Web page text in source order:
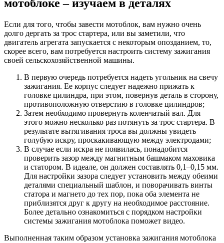
мотоблоке – изучаем в деталях
Если для того, чтобы завести мотоблок, вам нужно очень
долго дергать за трос стартера, или вы заметили, что
двигатель агрегата запускается с некоторым опозданием, то,
скорее всего, вам потребуется настроить систему зажигания
своей сельскохозяйственной машины.
В первую очередь потребуется надеть угольник на свечу
зажигания. Ее корпус следует надежно прижать к
головке цилиндра, при этом, повернув деталь в сторону,
противоположную отверстию в головке цилиндров;
Затем необходимо провернуть коленчатый вал. Для
этого можно несколько раз потянуть за трос стартера. В
результате вытягивания троса вы должны увидеть
голубую искру, проскакивающую между электродами;
В случае если искра не появилась, понадобится
проверить зазор между магнитным башмаком маховика
и статором. В идеале, он должен составлять 0,1–0,15 мм.
Для настройки зазора следует установить между обеими
деталями специальный шаблон, и поворачивать винты
статора и магнето до тех пор, пока оба элемента не
приблизятся друг к другу на необходимое расстояние.
Более детально ознакомиться с порядком настройки
системы зажигания мотоблока поможет видео.
Выполненная таким образом установка зажигания мотоблока